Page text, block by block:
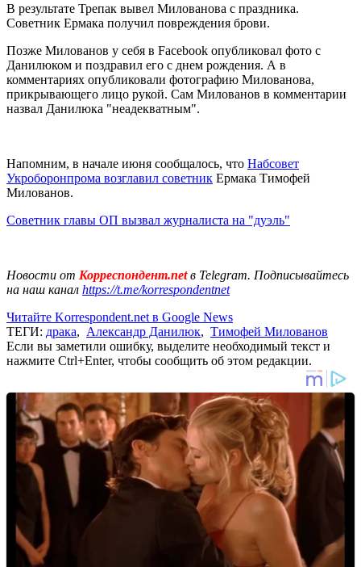
В результате Трепак вывел Милованова с праздника.
Советник Ермака получил повреждения брови.
Позже Милованов у себя в Facebook опубликовал фото с
Данилюком и поздравил его с днем рождения. А в
комментариях опубликовали фотографию Милованова,
прикрывающего лицо рукой. Сам Милованов в комментарии
назвал Данилюка "неадекватным".
Напомним, в начале июня сообщалось, что Набсовет
Укроборонпрома возглавил советник Ермака Тимофей
Милованов.
Советник главы ОП вызвал журналиста на "дуэль"
Новости от Корреспондент.netв Telegram. Подписывайтесь
на наш канал https://t.me/korrespondentnet
Читайте Korrespondent.net в Google News
ТЕГИ: драка, Александр Данилюк, Тимофей Милованов
Если вы заметили ошибку, выделите необходимый текст и
нажмите Ctrl+Enter, чтобы сообщить об этом редакции.